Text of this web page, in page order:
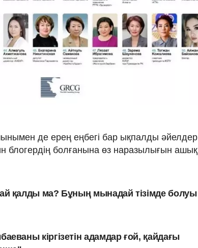
де ерең еңбегі бар ықпалды әйелдер
блогердің болғанына өз наразылығын ашық
қалды ма? Бұның мынадай тізімде болуы
кіргізетін адамдар ғой, қайдағы